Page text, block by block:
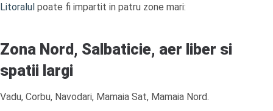
Litoralul poate fi impartit in patru zone mari:
Zona Nord, Salbaticie, aer liber si
spatii largi
Vadu, Corbu, Navodari, Mamaia Sat, Mamaia Nord.